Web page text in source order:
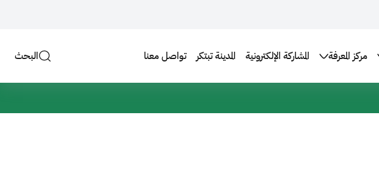
مركز المعرفة المشاركة الإلكترونية المدينة تبتكر تواصل معنا البحث